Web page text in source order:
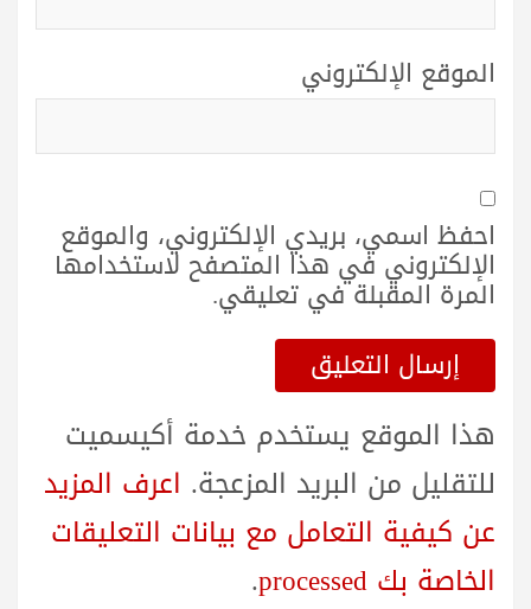
الموقع الإلكتروني
احفظ اسمي، بريدي الإلكتروني، والموقع
الإلكتروني في هذا المتصفح لاستخدامها
المرة المقبلة في تعليقي.
هذا الموقع يستخدم خدمة أكيسميت
للتقليل من البريد المزعجة. اعرف المزيد
عن كيفية التعامل مع بيانات التعليقات
الخاصة بك processed
.